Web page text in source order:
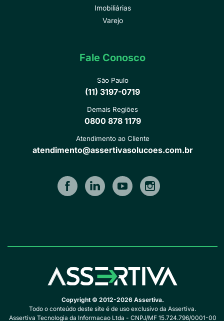
Imobiliárias
Varejo
Fale Conosco
São Paulo
(11) 3197-0719
Demais Regiões
0800 878 1179
Atendimento ao Cliente
atendimento@assertivasolucoes.com.br
Copyright © 2012-2026 Assertiva.
Todo o conteúdo deste site é de uso exclusivo da Assertiva.
Assertiva Tecnologia da Informacao Ltda - CNPJ/MF 15.724.796/0001-00